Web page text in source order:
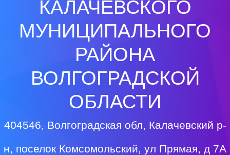
КАЛАЧЕВСКОГО
МУНИЦИПАЛЬНОГО
РАЙОНА
ВОЛГОГРАДСКОЙ
ОБЛАСТИ
404546, Волгоградская обл, Калачевский р-
н, поселок Комсомольский, ул Прямая, д 7А